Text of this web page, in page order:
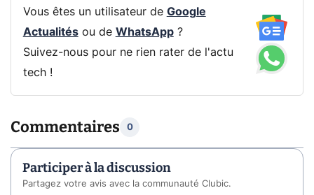
Vous êtes un utilisateur de Google
Actualitésou de WhatsApp?
Suivez-nous pour ne rien rater de l'actu
tech !
Commentaires 0
Participer à la discussion
Partagez votre avis avec la communauté Clubic.